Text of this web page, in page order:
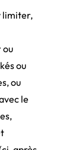
limiter,
ou
ou
ou
le